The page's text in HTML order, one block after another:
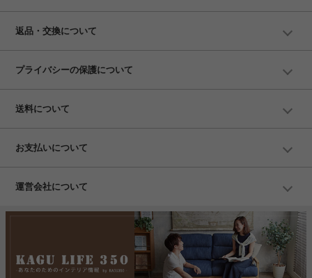
返品・交換について
プライバシーの保護について
送料について
お支払いについて
運営会社について